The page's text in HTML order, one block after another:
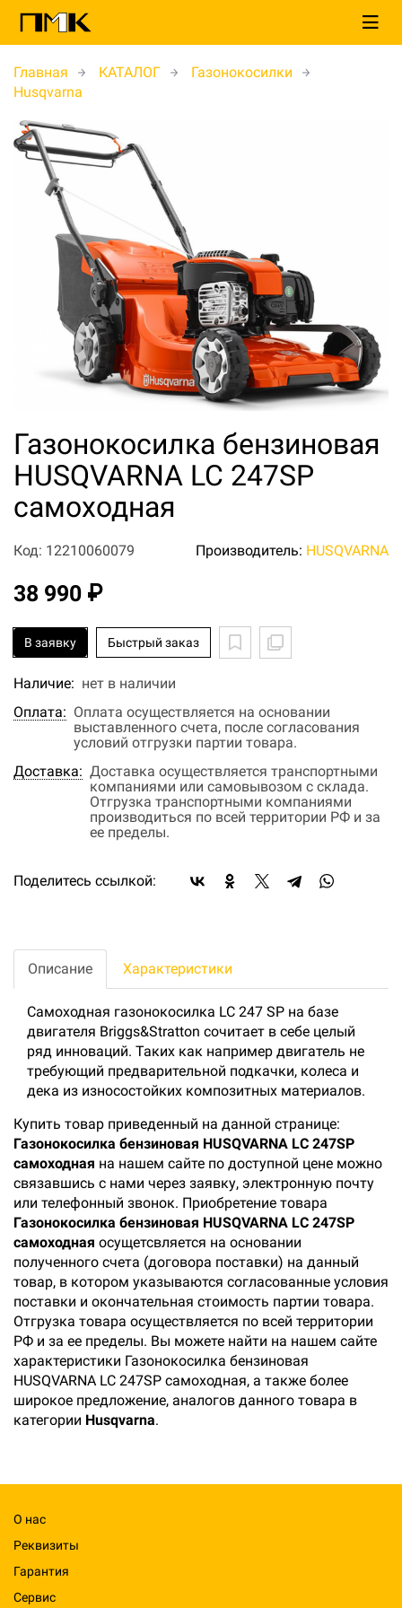
Главная КАТАЛОГ
Газонокосилки
Husqvarna
Газонокосилка бензиновая
HUSQVARNA LC 247SP
самоходная
Код: 12210060079 Производитель: HUSQVARNA
38 990 ₽
В заявку Быстрый заказ
Наличие: нет в наличии
Оплата: Оплата осуществляется на основании
выставленного счета, после согласования
условий отгрузки партии товара.
Доставка: Доставка осуществляется транспортными
компаниями или самовывозом с склада.
Отгрузка транспортными компаниями
производиться по всей территории РФ и за
ее пределы.
Поделитесь ссылкой:
Описание Характеристики
Самоходная газонокосилка LC 247 SP на базе
двигателя Briggs&Stratton сочитает в себе целый
ряд инноваций. Таких как например двигатель не
требующий предварительной подкачки, колеса и
дека из износостойких композитных материалов.
Купить товар приведенный на данной странице:
Газонокосилка бензиновая HUSQVARNA LC 247SP
самоходная на нашем сайте по доступной цене можно
связавшись с нами через заявку, электронную почту
или телефонный звонок. Приобретение товара
Газонокосилка бензиновая HUSQVARNA LC 247SP
самоходная осущетсвляется на основании
полученного счета (договора поставки) на данный
товар, в котором указываются согласованные условия
поставки и окончательная стоимость партии товара.
Отгрузка товара осуществляется по всей территории
РФ и за ее пределы. Вы можете найти на нашем сайте
характеристики Газонокосилка бензиновая
HUSQVARNA LC 247SP самоходная, а также более
широкое предложение, аналогов данного товара в
категории Husqvarna.
О нас
Реквизиты
Гарантия
Сервис